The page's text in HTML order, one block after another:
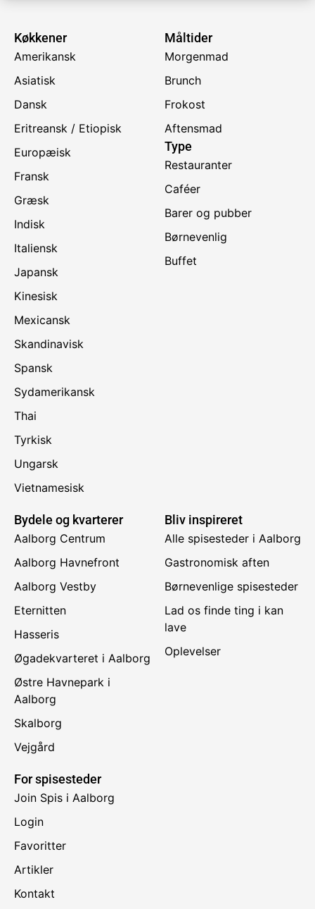
Køkkener
Amerikansk
Asiatisk
Dansk
Eritreansk / Etiopisk
Europæisk
Fransk
Græsk
Indisk
Italiensk
Japansk
Kinesisk
Mexicansk
Skandinavisk
Spansk
Sydamerikansk
Thai
Tyrkisk
Ungarsk
Vietnamesisk
Måltider
Morgenmad
Brunch
Frokost
Aftensmad
Type
Restauranter
Caféer
Barer og pubber
Børnevenlig
Buffet
Bydele og kvarterer
Aalborg Centrum
Aalborg Havnefront
Aalborg Vestby
Eternitten
Hasseris
Øgadekvarteret i Aalborg
Østre Havnepark i
Aalborg
Skalborg
Vejgård
Bliv inspireret
Alle spisesteder i Aalborg
Gastronomisk aften
Børnevenlige spisesteder
Lad os finde ting i kan
lave
Oplevelser
For spisesteder
Join Spis i Aalborg
Login
Favoritter
Artikler
Kontakt